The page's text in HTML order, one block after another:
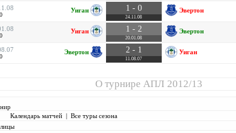
Уиган 1 - 0
24.11.08
Эвертон
Уиган 1 - 2
20.01.08
Эвертон
Эвертон 2 - 1
11.08.07
Уиган
О турнире АПЛ 2012/13
Календарь матчей| Все туры сезона